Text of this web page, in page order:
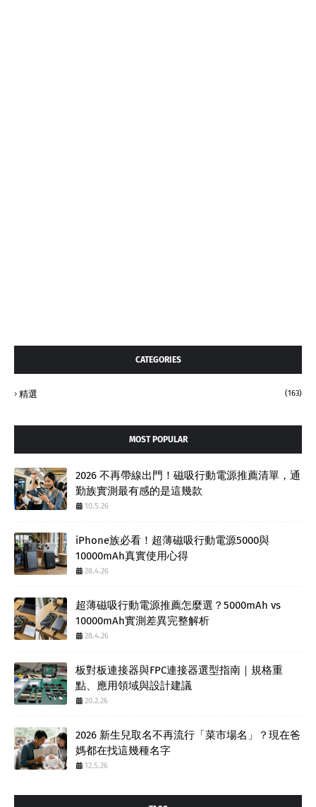
CATEGORIES
精選 (163)
MOST POPULAR
2026 不再帶線出門！磁吸行動電源推薦清單，通
勤族實測最有感的是這幾款
10.5.26
iPhone族必看！超薄磁吸行動電源5000與
10000mAh真實使用心得
28.4.26
超薄磁吸行動電源推薦怎麼選？5000mAh vs
10000mAh實測差異完整解析
28.4.26
板對板連接器與FPC連接器選型指南｜規格重
點、應用領域與設計建議
20.2.26
2026 新生兒取名不再流行「菜市場名」？現在爸
媽都在找這幾種名字
12.5.26